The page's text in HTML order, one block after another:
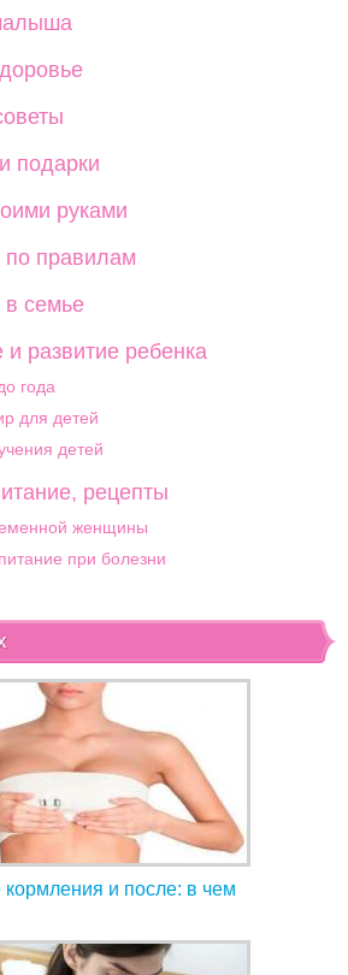
подарки
руками
правилам
семье
и развитие ребенка
года
для детей
детей
рецепты
женщины
при болезни
кормления и после: в чем